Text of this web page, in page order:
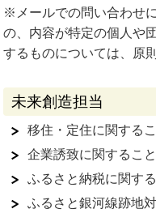
※メールでの問い合わせ
の、内容が特定の個人や
するものについては、原
未来創造担当
移住・定住に関する
企業誘致に関すること
ふるさと納税に関す
ふるさと銀河線跡地